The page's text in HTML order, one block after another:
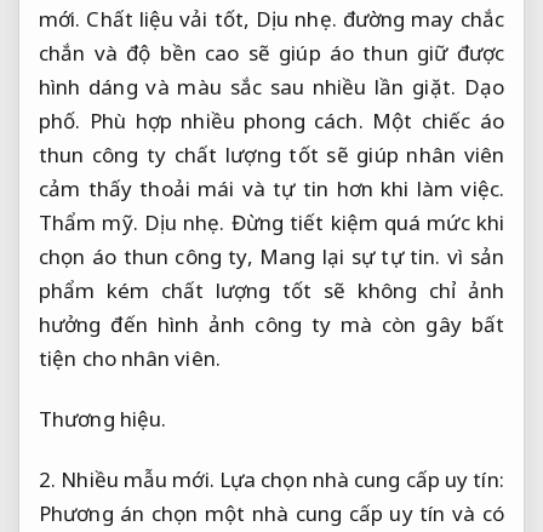
mới. Chất liệu vải tốt, Dịu nhẹ. đường may chắc
chắn và độ bền cao sẽ giúp áo thun giữ được
hình dáng và màu sắc sau nhiều lần giặt. Dạo
phố. Phù hợp nhiều phong cách. Một chiếc áo
thun công ty chất lượng tốt sẽ giúp nhân viên
cảm thấy thoải mái và tự tin hơn khi làm việc.
Thẩm mỹ. Dịu nhẹ. Đừng tiết kiệm quá mức khi
chọn áo thun công ty, Mang lại sự tự tin. vì sản
phẩm kém chất lượng tốt sẽ không chỉ ảnh
hưởng đến hình ảnh công ty mà còn gây bất
tiện cho nhân viên.
Thương hiệu.
2. Nhiều mẫu mới. Lựa chọn nhà cung cấp uy tín:
Phương án chọn một nhà cung cấp uy tín và có